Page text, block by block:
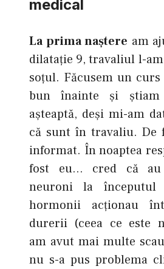
medical
La prima naştere am
dilataţie 9, travaliul l-
soţul. Făcusem un curs
bun înainte şi
aşteaptă, deşi mi-am
că sunt în travaliu. De
informat. În noaptea
fost eu… cred că
neuroni la
hormonii acţionau
durerii (ceea ce este
am avut mai multe
nu s-a pus problema